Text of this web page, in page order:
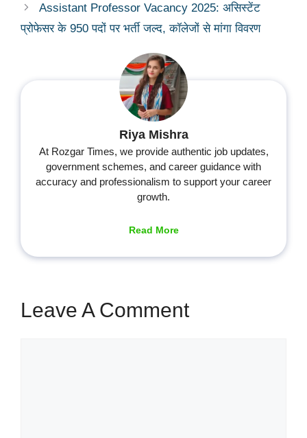
Assistant Professor Vacancy 2025: असिस्टेंट
प्रोफेसर के 950 पदों पर भर्ती जल्द, कॉलेजों से मांगा विवरण
Riya Mishra
At Rozgar Times, we provide authentic job updates,
government schemes, and career guidance with
accuracy and professionalism to support your career
growth.
Read More
Leave A Comment